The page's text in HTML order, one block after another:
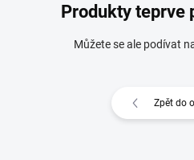
Produkty teprve
Můžete se ale podívat
Zpět do